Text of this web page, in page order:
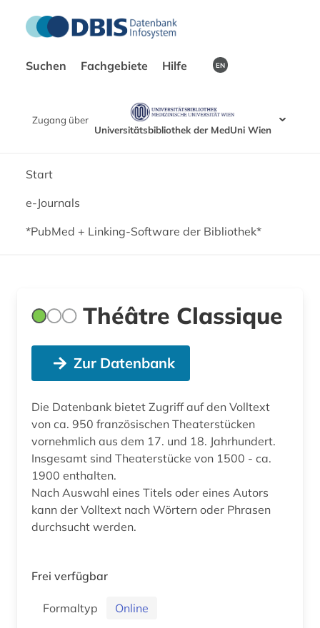
Suchen Fachgebiete Hilfe EN
Zugang über
Universitätsbibliothek der MedUni Wien
Start
e-Journals
*PubMed + Linking-Software der Bibliothek*
Théâtre Classique
Zur Datenbank
Die Datenbank bietet Zugriff auf den Volltext
von ca. 950 französischen Theaterstücken
vornehmlich aus dem 17. und 18. Jahrhundert.
Insgesamt sind Theaterstücke von 1500 - ca.
1900 enthalten.
Nach Auswahl eines Titels oder eines Autors
kann der Volltext nach Wörtern oder Phrasen
durchsucht werden.
Frei verfügbar
Formaltyp
Online